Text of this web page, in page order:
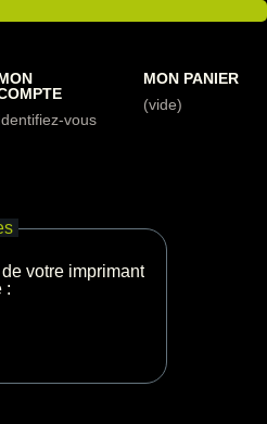
vous
MON PANIER
(vide)
votre imprimante
: